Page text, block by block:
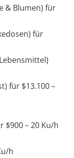
& Blumen) für
für
für $13.100 –
$900 – 20 Ku/h
h